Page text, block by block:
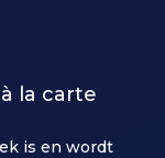
la carte
is en wordt